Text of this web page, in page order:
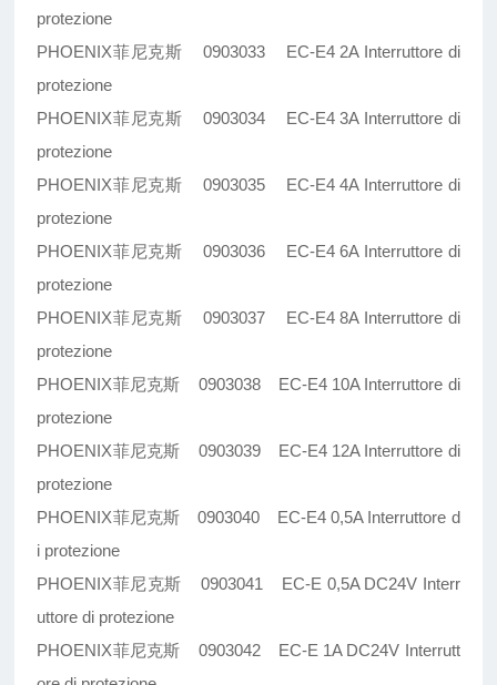
protezione
PHOENIX菲尼克斯 0903033 EC-E4 2A Interruttore di
protezione
PHOENIX菲尼克斯 0903034 EC-E4 3A Interruttore di
protezione
PHOENIX菲尼克斯 0903035 EC-E4 4A Interruttore di
protezione
PHOENIX菲尼克斯 0903036 EC-E4 6A Interruttore di
protezione
PHOENIX菲尼克斯 0903037 EC-E4 8A Interruttore di
protezione
PHOENIX菲尼克斯 0903038 EC-E4 10A Interruttore di
protezione
PHOENIX菲尼克斯 0903039 EC-E4 12A Interruttore di
protezione
PHOENIX菲尼克斯 0903040 EC-E4 0,5A Interruttore d
i protezione
PHOENIX菲尼克斯 0903041 EC-E 0,5A DC24V Interr
uttore di protezione
PHOENIX菲尼克斯 0903042 EC-E 1A DC24V Interrutt